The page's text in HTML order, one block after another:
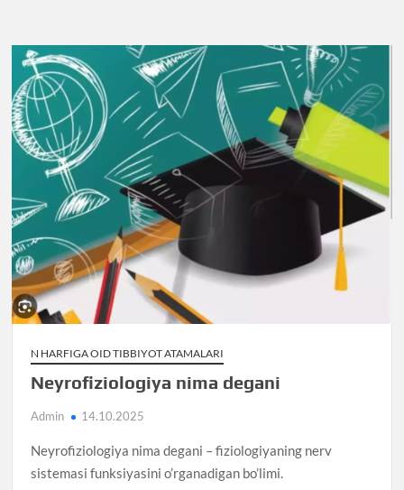
N HARFIGA OID TIBBIYOT ATAMALARI
Neyrofiziologiya nima degani
Admin 14.10.2025
Neyrofiziologiya nima degani – fiziologiyaning nerv
sistemasi funksiyasini o’rganadigan bo’limi.